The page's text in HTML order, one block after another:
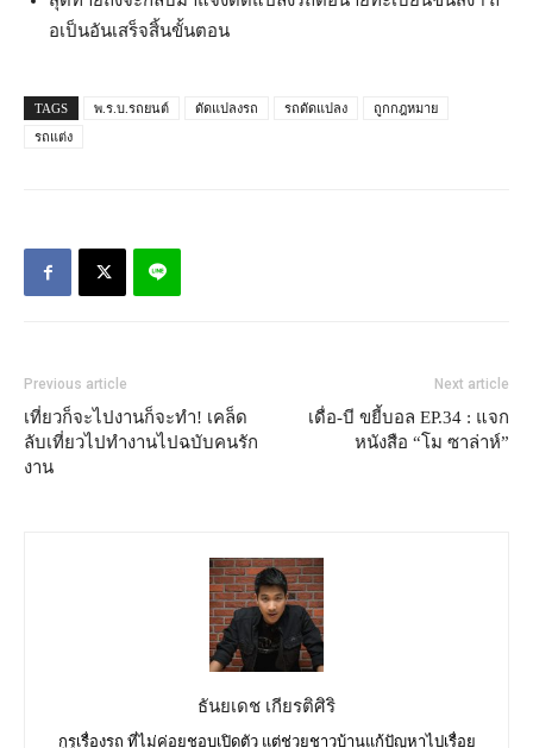
อเป็นอันเสร็จสิ้นขั้นตอน
TAGS พ.ร.บ.รถยนต์ ดัดแปลงรถ รถดัดแปลง
ถูกกฎหมาย
รถแต่ง
Previous article
เที่ยวก็จะไปงานก็จะทำ! เคล็ด
ลับเที่ยวไปทำงานไปฉบับคนรัก
งาน
Next article
เดื่อ-บี ขยี้บอล EP.34 : แจก
หนังสือ “โม ซาล่าห์”
ธันยเดช เกียรติศิริ
กูรูเรื่องรถ ที่ไม่ค่อยชอบเปิดตัว แต่ช่วยชาวบ้านแก้ปัญหาไปเรื่อย